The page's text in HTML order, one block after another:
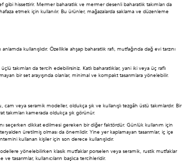
hissettirir. Mermer baharatlık ve mermer desenli baharatlık takımları da
etmek için kullanılır. Bu ürünler, mağazalarda saklama ve düzenleme
kullanışlıdır. Özellikle ahşap baharatlık rafı, mutfağında dağ evi tarzını
takımları da tercih edebilirsiniz. Katlı baharatlıklar, yani iki veya üç raflı
bir set arayışında olanlar, minimal ve kompakt tasarımlara yönelebilir.
veya seramik modeller, oldukça şık ve kullanışlı tezgâh üstü takımlardır. Bir
kamerada oldukça şık görünür.
seçerken dikkat edilmesi gereken bir diğer faktördür. Günlük kullanım için
üretilmiş olması da önemlidir. Yine yer kaplamayan tasarımlar, iç içe
kullanan kişiler için son derece kullanışlıdır.
yönelebilirken klasik mutfaklar porselen veya seramik, rustik mutfaklar
tasarımlar, kullanıcıların başlıca tercihleridir.